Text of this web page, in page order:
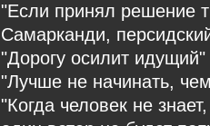
"Если принял решение
Самарканди,
"Дорогу осилит
"Лучше не начинать,
"Когда человек не